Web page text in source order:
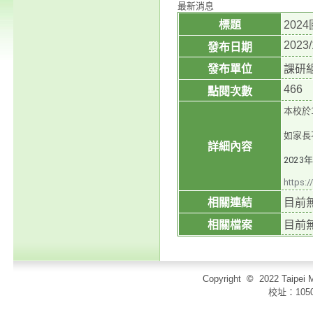
最新消息
標題
2024
發布日期
發布單位
課研
點閱次數
466
詳細內容
本校於
如家長
2023
相關連結
目前
相關檔案
目前
Copyright © 2022 Taipei
校址：